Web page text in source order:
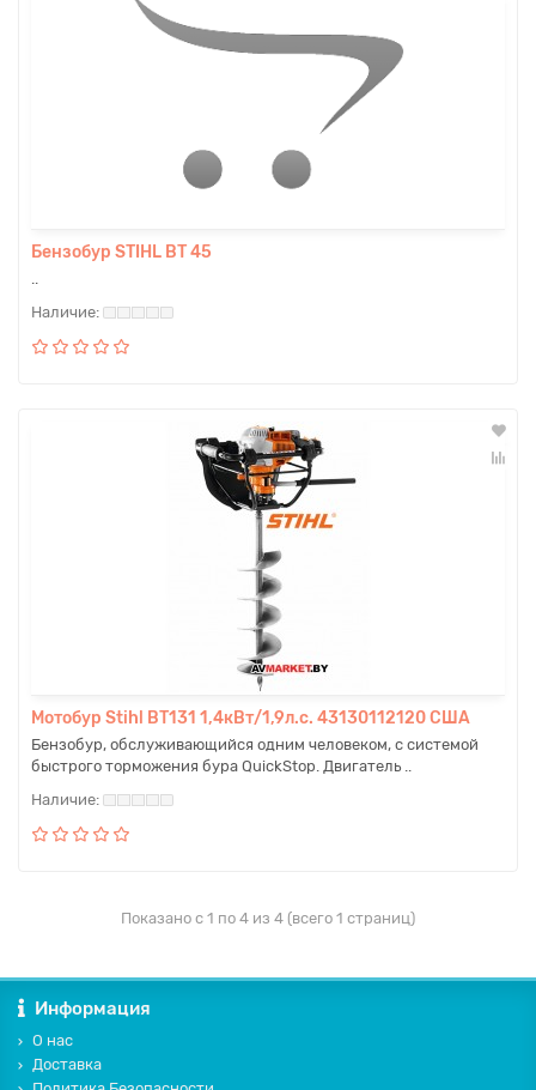
Бензобур STIHL BT 45
..
Мотобур Stihl BT131 1,4кВт/1,9л.с. 43130112120 США
Бензобур, обслуживающийся одним человеком, с системой
быстрого торможения бура QuickStop. Двигатель ..
Показано с 1 по 4 из 4 (всего 1 страниц)
Информация
О нас
Доставка